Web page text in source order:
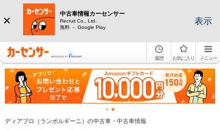
中古車情報カーセンサー
Recruit Co., Ltd.
無料 － Google Play
表示
履歴 お気に入り メニュー
ディアブロ（ランボルギーニ）の中古車・中古車情報